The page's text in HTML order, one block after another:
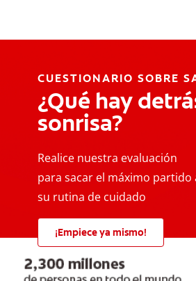
CUESTIONARIO SOBRE
¿Qué hay
sonrisa?
Realice nuestra evaluación
para sacar el máximo partido
su rutina de cuidado
¡Empiece ya mismo!